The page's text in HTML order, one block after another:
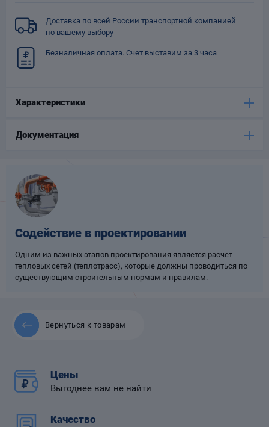
Доставка по всей России транспортной компанией
по вашему выбору
Безналичная оплата. Счет выставим за 3 часа
Характеристики
Документация
Содействие в проектировании
Одним из важных этапов проектирования является расчет
тепловых сетей (теплотрасс), которые должны проводиться по
существующим строительным нормам и правилам.
Вернуться к товарам
Цены
Выгоднее вам не найти
Качество
Фильтры для
Компенсаторы